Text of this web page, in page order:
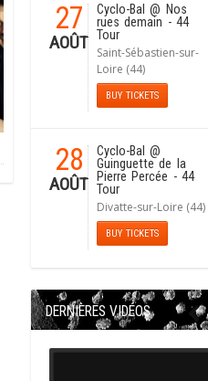
27
AOÛT
Cyclo-Bal @ Nos
rues demain - 44
Tour
Saint-Sébastien-sur-
Loire (44)
BUY TICKETS
28
AOÛT
Cyclo-Bal @
Guinguette de la
Pierre Percée - 44
Tour
Divatte-sur-Loire (44)
BUY TICKETS
DERNIÈRES VIDÉOS